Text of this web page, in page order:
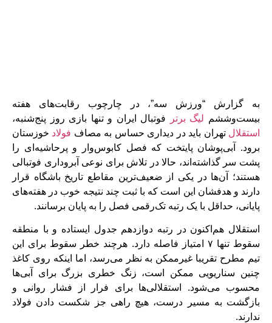
به گزارش “ورزش سه”، در چارچوب رقابت‌های هفته
بیست‌وششم لیگ برتر
فوتبال ایران و تنها بازی روز پنج‌شنبه،
استقلال تهران باید در دیداری حساس به مصاف فولاد خوزستان
برود. آبی‌پوشان پایتخت که فصل کابوس‌وار و پرحاشیه‌ای را
پشت سر گذاشته‌اند، حالا در تلاش برای نوعی آبروداری فوتبالی
هستند؛ آن‌ها در یکی از ضعیف‌ترین مقاطع تاریخ باشگاه قرار
دارند و هدفشان این است که با ثبت چند نتیجه خوب در هفته‌های
پایانی، حداقل با یک رتبه تک‌رقمی فصل را به پایان برسانند.
استقلال هم‌اکنون در رتبه دوازدهم جدول ایستاده و با منطقه
سقوط تنها ۷ امتیاز فاصله دارد. هرچند خطر سقوط برای این
تیم مطرح تقریبا غیرممکن به نظر می‌رسد، اما اینکه روی کاغذ
چنین سناریویی ممکن است، زنگ خطری بزرگ برای آبی‌ها
محسوب می‌شود. استقلالی‌ها برای فرار از فشار روانی و
بازگشت به مسیر درست، هیچ راهی جز شکست دادن فولاد
ندارند.